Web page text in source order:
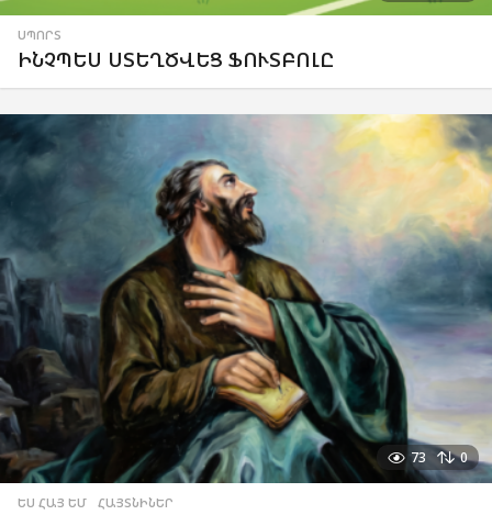
ՍՊՈՐՏ
ԻՆՉՊԵՍ ՍՏԵՂԾՎԵՑ ՖՈՒՏԲՈԼԸ
73 0
ԵՍ ՀԱՅ ԵՄ ,ՀԱՅՏՆԻՆԵՐ